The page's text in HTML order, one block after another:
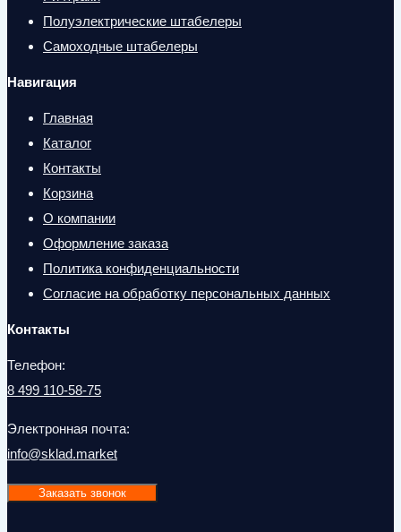
Полуэлектрические штабелеры
Самоходные штабелеры
Навигация
Главная
Каталог
Контакты
Корзина
О компании
Оформление заказа
Политика конфиденциальности
Согласие на обработку персональных данных
Контакты
Телефон:
8 499 110-58-75
Электронная почта:
info@sklad.market
Заказать звонок